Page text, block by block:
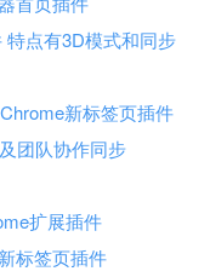
特点有3D模式和同步
新标签页插件
团队协作同步
扩展插件
标签页插件